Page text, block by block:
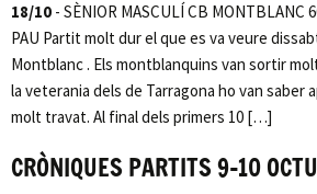
18/10 - SÈNIOR MASCULÍ CB MONTBLANC
PAU Partit molt dur el que es va veure
Montblanc . Els montblanquins van sortir
la veterania dels de Tarragona ho van saber
molt travat. Al final dels primers 10 […]
CRÒNIQUES PARTITS 9-10